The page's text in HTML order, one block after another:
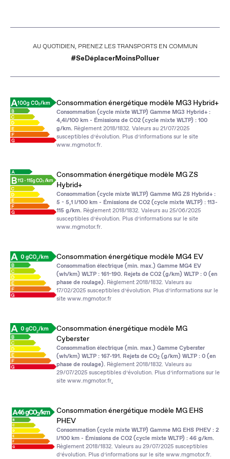
AU QUOTIDIEN, PRENEZ LES TRANSPORTS EN COMMUN
#SeDéplacerMoinsPolluer
Consommation énergétique modèle MG3 Hybrid+
Consommation (cycle mixte WLTP) Gamme MG3 Hybrid+ :
4,4l/100 km - Émissions de CO2 (cycle mixte WLTP) : 100
g/km. Règlement 2018/1832. Valeurs au 21/07/2025
susceptibles d’évolution. Plus d’informations sur le site
www.mgmotor.fr.
Consommation énergétique modèle MG ZS
Hybrid+
Consommation (cycle mixte WLTP) Gamme MG ZS Hybrid+ :
5 - 5,1 l/100 km - Émissions de CO2 (cycle mixte WLTP) : 113-
115 g/km. Règlement 2018/1832. Valeurs au 25/06/2025
susceptibles d’évolution. Plus d’informations sur le site
www.mgmotor.fr.
Consommation énergétique modèle MG4 EV
Consommation électrique (min. max.) Gamme MG4 EV
(wh/km) WLTP : 161-190. Rejets de CO2 (g/km) WLTP : 0 (en
phase de roulage). Règlement 2018/1832. Valeurs au
17/02/2025 susceptibles d’évolution. Plus d’informations sur le
site www.mgmotor.fr
Consommation énergétique modèle MG
Cyberster
Consommation électrique (min. max.) Gamme Cyberster
(wh/km) WLTP : 167‑191. Rejets de CO2 (g/km) WLTP : 0 (en
phase de roulage). Règlement 2018/1832. Valeurs au
29/07/2025 susceptibles d’évolution. Plus d’informations sur le
site www.mgmotor.fr.
Consommation énergétique modèle MG EHS
PHEV
Consommation (cycle mixte WLTP) Gamme MG EHS PHEV : 2
l/100 km - Émissions de CO2 (cycle mixte WLTP) : 46 g/km.
Règlement 2018/1832. Valeurs au 29/07/2025 susceptibles
d’évolution. Plus d’informations sur le site www.mgmotor.fr.